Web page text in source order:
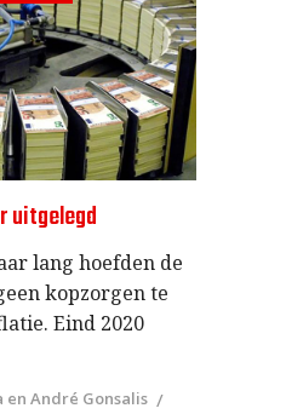
uitgelegd
lang hoefden de
kopzorgen te
Eind 2020
André Gonsalis